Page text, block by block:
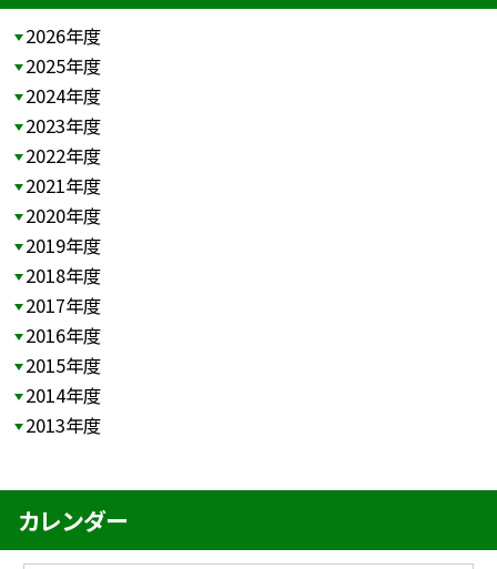
2026年度
2025年度
2024年度
2023年度
2022年度
2021年度
2020年度
2019年度
2018年度
2017年度
2016年度
2015年度
2014年度
2013年度
カレンダー